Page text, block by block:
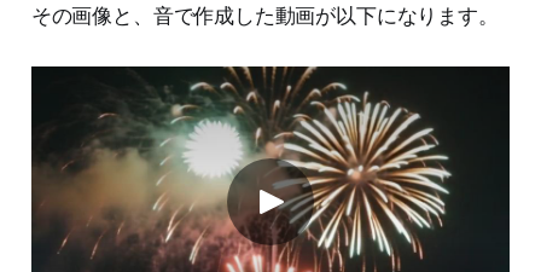
その画像と、音で作成した動画が以下になります。